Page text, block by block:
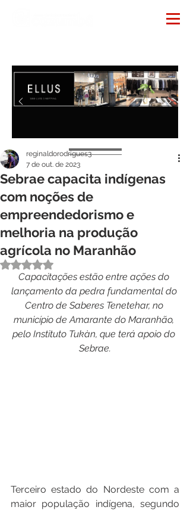
Sebrae capacita indígenas
com noções de
empreendedorismo e
melhoria na produção
agrícola no Maranhão
reginaldorodrigues3
7 de out. de 2023
Avaliado com NaN de 5 estrelas.
Capacitações estão entre ações do
lançamento da pedra fundamental do
Centro de Saberes Tenetehar, no
município de Amarante do Maranhão,
pelo Instituto Tukàn, que terá apoio do
Sebrae.
Terceiro estado do Nordeste com a
maior população indígena, segundo